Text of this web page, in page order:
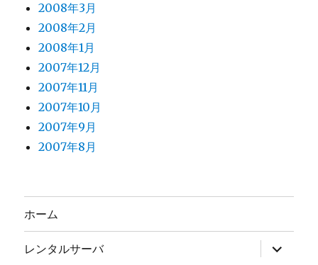
2008年3月
2008年2月
2008年1月
2007年12月
2007年11月
2007年10月
2007年9月
2007年8月
ホーム
レンタルサーバ
ブ